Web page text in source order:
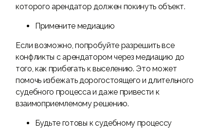
которого арендатор должен покинуть объект.
Примените медиацию
Если возможно, попробуйте разрешить все
конфликты с арендатором через медиацию до
того, как прибегать к выселению. Это может
помочь избежать дорогостоящего и длительного
судебного процесса и даже привести к
взаимоприемлемому решению.
Будьте готовы к судебному процессу